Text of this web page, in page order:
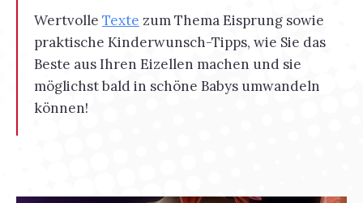
Wertvolle Texte zum Thema Eisprung sowie
praktische Kinderwunsch-Tipps, wie Sie das
Beste aus Ihren Eizellen machen und sie
möglichst bald in schöne Babys umwandeln
können!